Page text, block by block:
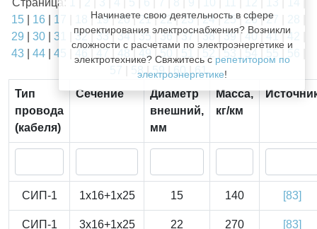
Начинаете свою деятельность в сфере
проектирования электроснабжения? Возникли
сложности с расчетами по электроэнергетике и
электротехнике? Свяжитесь с репетитором по
электроэнергетике!
15
16 17 |19|20|21|22|23|24|25 |26|27
29
30 31 |32|33|34|35 |36|37|38|39| 40|41|42
43
44 45 | 49 |50 |53 54
58|59|60|61
Тип
провода
(кабеля)
Сечение
Диаметр
внешний,
мм
Масса,
кг/км
СИП-1 1x16+1x25 15 140 [83]
СИП-1 3x16+1x25 22 270 [83]